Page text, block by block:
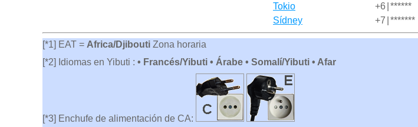
Tokio
+6 ******
Sídney
+7 *******
[*1] EAT = Africa/Djibouti Zona horaria
[*2] Idiomas en Yibuti : • Francés/Yibuti • Árabe • Somalí/Yibuti • Afar
[*3] Enchufe de alimentación de CA: